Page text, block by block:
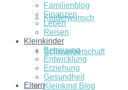
Kinderwunsch
Schwangerschaft
Eltern
Familienblog
Finanzen
Leben
Reisen
Kleinkinder
Betreuung
Entwicklung
Erziehung
Gesundheit
Kleinkind Blog